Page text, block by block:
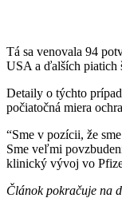
Tá sa venovala 94
USA a ďalších piatich
Detaily o týchto
počiatočná miera
“Sme v pozícii, že
Sme veľmi
klinický vývoj vo
Článok pokračuje na